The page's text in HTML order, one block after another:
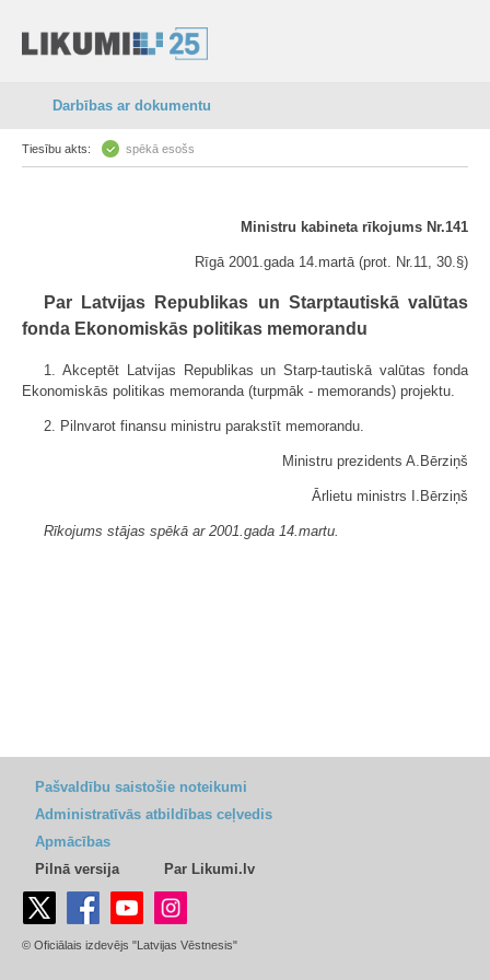
Darbības ar dokumentu
Tiesību akts: spēkā esošs
Ministru kabineta rīkojums Nr.141
Rīgā 2001.gada 14.martā (prot. Nr.11, 30.§)
Par Latvijas Republikas un Starptautiskā valūtas
fonda Ekonomiskās politikas memorandu
1. Akceptēt Latvijas Republikas un Starp-tautiskā valūtas fonda
Ekonomiskās politikas memoranda (turpmāk - memorands) projektu.
2. Pilnvarot finansu ministru parakstīt memorandu.
Ministru prezidents A.Bērziņš
Ārlietu ministrs I.Bērziņš
Rīkojums stājas spēkā ar 2001.gada 14.martu.
Pašvaldību saistošie noteikumi
Administratīvās atbildības ceļvedis
Apmācības
Pilnā versija
Par Likumi.lv
© Oficiālais izdevējs "Latvijas Vēstnesis"